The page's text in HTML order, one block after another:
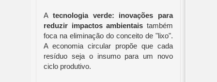
A tecnologia verde: inovações para
reduzir impactos ambientais também
foca na eliminação do conceito de "lixo".
A economia circular propõe que cada
resíduo seja o insumo para um novo
ciclo produtivo.